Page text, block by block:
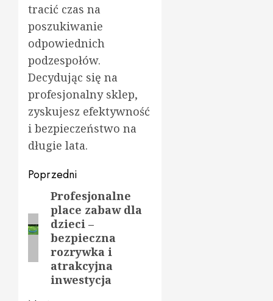
tracić czas na
poszukiwanie
odpowiednich
podzespołów.
Decydując się na
profesjonalny sklep,
zyskujesz efektywność
i bezpieczeństwo na
długie lata.
Zobacz
wpisy
Poprzedni
Poprzedni
wpis:
Profesjonalne
place zabaw dla
dzieci –
bezpieczna
rozrywka i
atrakcyjna
inwestycja